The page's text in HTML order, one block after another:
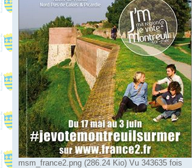
msm_france2.png (286.24 Kio) Vu 343635 fois